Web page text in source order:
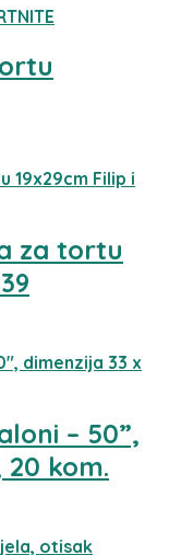
za tortu
– 50”,
20 kom.